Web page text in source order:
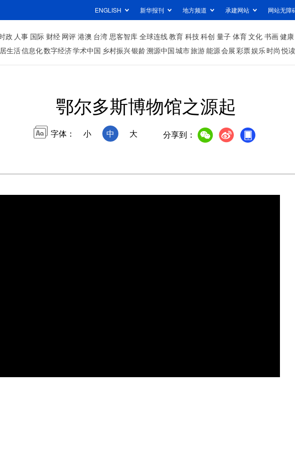
ENGLISH 新华报刊 地方频道 承建网站 网站无障
政 人事 国际 财经 网评 港澳 台湾 思客智库 全球连线教育 科技科创 量子 体育文化 书画健康
生活信息化数字经济学术中国 乡村振兴银龄溯源中国城市旅游能源会展彩票娱乐时尚 悦读
鄂尔多斯博物馆之源起
字体： 小 中 大 分享到：